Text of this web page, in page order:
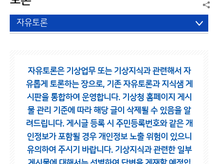
자유토론
자유토론은 기상업무 또는 기상지식과 관련해서 자
유롭게 토론하는 장으로, 기존 자유토론과 지식샘 게
시판을 통합하여 운영합니다. 기상청 홈페이지 게시
물 관리 기준에 따라 해당 글이 삭제될 수 있음을 알
려드립니다. 게시글 등록 시 주민등록번호와 같은 개
인정보가 포함될 경우 개인정보 노출 위험이 있으니
유의하여 주시기 바랍니다. 기상지식과 관련한 일부